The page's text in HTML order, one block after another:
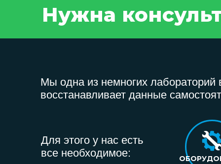
Нужна
Мы одна из немногих лабораторий
восстанавливает данные
Для этого у нас есть
все необходимое: